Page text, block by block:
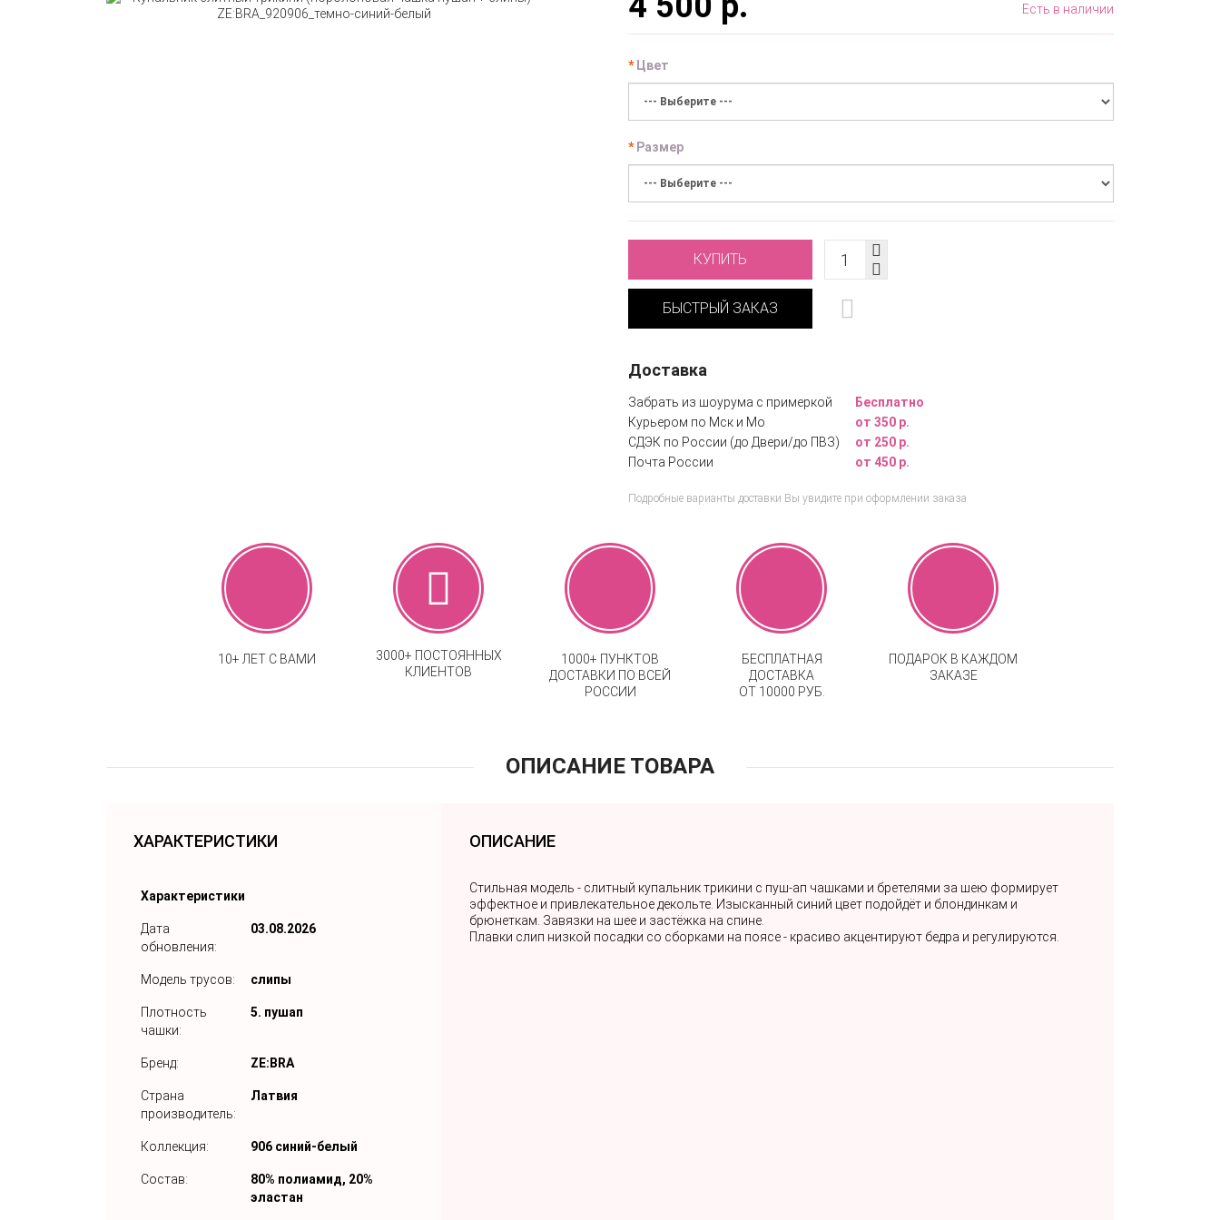
Есть в наличии
Цвет
Размер
КУПИТЬ
БЫСТРЫЙ ЗАКАЗ
Доставка
Забрать из шоурума с примеркой
Бесплатно
Курьером по Мск и Мо
от 350 р.
СДЭК по России (до Двери/до ПВЗ)
от 250 р.
Почта России
от 450 р.
Подробные варианты доставки Вы увидите при оформлении заказа
10+ ЛЕТ С ВАМИ
3000+ ПОСТОЯННЫХ
КЛИЕНТОВ
1000+ ПУНКТОВ
ДОСТАВКИ ПО ВСЕЙ
РОССИИ
БЕСПЛАТНАЯ
ДОСТАВКА
ОТ 10000 РУБ.
ПОДАРОК В КАЖДОМ
ЗАКАЗЕ
ОПИСАНИЕ ТОВАРА
ХАРАКТЕРИСТИКИ
Характеристики
Дата
обновления:
03.08.2026
Модель трусов: слипы
Плотность
чашки:
5. пушап
Бренд: ZE:BRA
Страна
производитель:
Латвия
Коллекция: 906 синий-белый
Состав:
80% полиамид, 20%
эластан
ОПИСАНИЕ
Стильная модель - слитный купальник трикини с пуш-ап чашками и бретелями за шею формирует
эффектное и привлекательное декольте. Изысканный синий цвет подойдёт и блондинкам и
брюнеткам. Завязки на шее и застёжка на спине.
Плавки слип низкой посадки со сборками на поясе - красиво акцентируют бедра и регулируются.